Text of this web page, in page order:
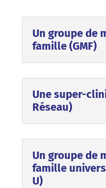
Un groupe de
famille (GMF)
Une super-
Réseau)
Un groupe de
famille
U)